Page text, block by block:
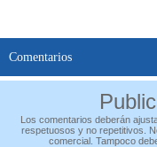
Comentarios
Los comentarios deberán
respetuosos y no repetitivos.
comercial. Tampoco